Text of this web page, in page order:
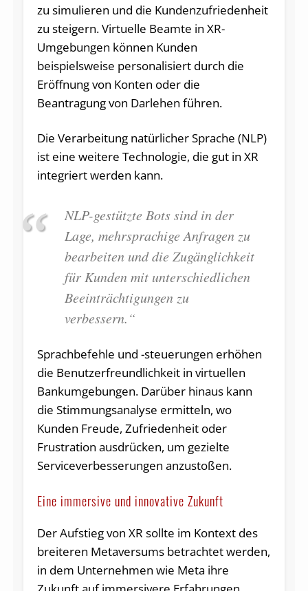
zu simulieren und die Kundenzufriedenheit
zu steigern. Virtuelle Beamte in XR-
Umgebungen können Kunden
beispielsweise personalisiert durch die
Eröffnung von Konten oder die
Beantragung von Darlehen führen.
Die Verarbeitung natürlicher Sprache (NLP)
ist eine weitere Technologie, die gut in XR
integriert werden kann.
NLP-gestützte Bots sind in der
Lage, mehrsprachige Anfragen zu
bearbeiten und die Zugänglichkeit
für Kunden mit unterschiedlichen
Beeinträchtigungen zu
verbessern.“
Sprachbefehle und -steuerungen erhöhen
die Benutzerfreundlichkeit in virtuellen
Bankumgebungen. Darüber hinaus kann
die Stimmungsanalyse ermitteln, wo
Kunden Freude, Zufriedenheit oder
Frustration ausdrücken, um gezielte
Serviceverbesserungen anzustoßen.
Eine immersive und innovative Zukunft
Der Aufstieg von XR sollte im Kontext des
breiteren Metaversums betrachtet werden,
in dem Unternehmen wie Meta ihre